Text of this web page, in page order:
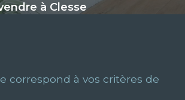
à Clesse
correspond à vos critères de